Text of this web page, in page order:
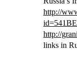
http://
http://
links in